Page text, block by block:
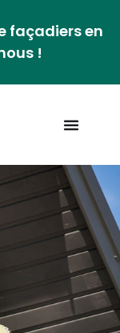
façadiers en
!